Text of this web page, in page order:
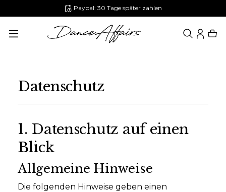
Paypal: 30 Tage später zahlen
Datenschutz
1. Datenschutz auf einen
Blick
Allgemeine Hinweise
Die folgenden Hinweise geben einen